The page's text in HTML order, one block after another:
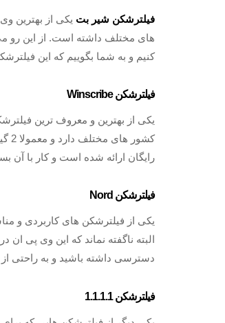
فیلترشکن شیر بت یکی از بهترین
های مختلف داشته است. از این رو
کنیم و به شما بگوییم که این
فیلترشکن Winscribe
رایگان ارائه شده است و کار با آن
فیلترشکن Nord
یکی از فیلترشکن های کاربردی و
البته ناگفته نماند که این وی پی
دسترسی داشته باشید و به راحتی
فیلترشکن 1.1.1.1